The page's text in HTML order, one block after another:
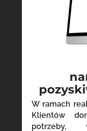
W ramach
Klientów
potrzeby,